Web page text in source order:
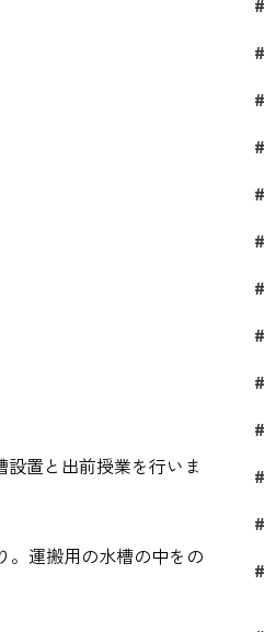
置と出前授業を行いま
。運搬用の水槽の中をの